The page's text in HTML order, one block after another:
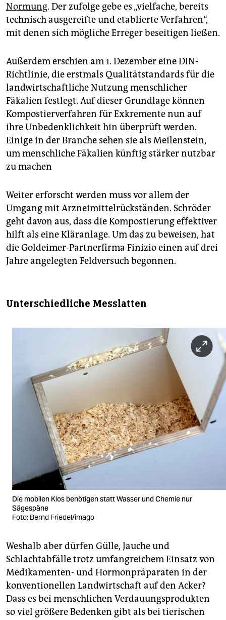
Normung. Der zufolge gebe es „vielfache, bereits
technisch ausgereifte und etablierte Verfahren“,
mit denen sich mögliche Erreger beseitigen ließen.
Außerdem erschien am 1. Dezember eine DIN-
Richtlinie, die erstmals Qualitätstandards für die
landwirtschaftliche Nutzung menschlicher
Fäkalien festlegt. Auf dieser Grundlage können
Kompostierverfahren für Exkremente nun auf
ihre Unbedenklichkeit hin überprüft werden.
Einige in der Branche sehen sie als Meilenstein,
um menschliche Fäkalien künftig stärker nutzbar
zu machen
Weiter erforscht werden muss vor allem der
Umgang mit Arzneimittelrückständen. Schröder
geht davon aus, dass die Kompostierung effektiver
hilft als eine Kläranlage. Um das zu beweisen, hat
die Goldeimer-Partnerfirma Finizio einen auf drei
Jahre angelegten Feldversuch begonnen.
Unterschiedliche Messlatten
Die mobilen Klos benötigen statt Wasser und Chemie nur
Sägespäne
Foto: Bernd Friedel/imago
Weshalb aber dürfen Gülle, Jauche und
Schlachtabfälle trotz umfangreichem Einsatz von
Medikamenten- und Hormonpräparaten in der
konventionellen Landwirtschaft auf den Acker?
Dass es bei menschlichen Verdauungsprodukten
so viel größere Bedenken gibt als bei tierischen